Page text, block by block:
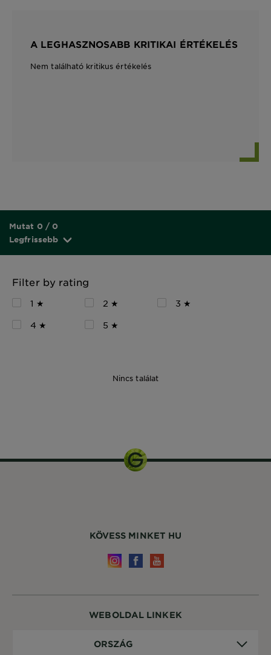
A LEGHASZNOSABB KRITIKAI ÉRTÉKELÉS
Nem található kritikus értékelés
Mutat 0 / 0
Legfrissebb
Filter by rating
1 ★ 2 ★
3 ★
4 ★
5 ★
Nincs találat
WEBOLDAL LINKEK
ORSZÁG
KÖVESS MINKET HU